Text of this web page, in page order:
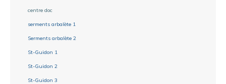
centre doc
serments arbalète 1
Serments arbalète 2
St-Guidon 1
St-Guidon 2
St-Guidon 3